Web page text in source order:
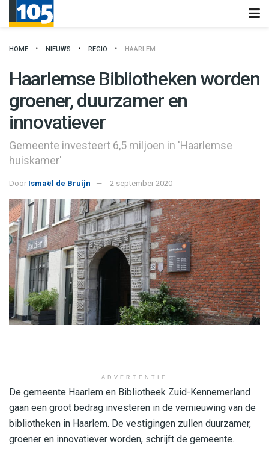
HOME NIEUWS REGIO HAARLEM
Haarlemse Bibliotheken worden
groener, duurzamer en
innovatiever
Gemeente investeert 6,5 miljoen in 'Haarlemse
huiskamer'
Door Ismaël de Bruijn 2 september 2020
ADVERTENTIE
De gemeente Haarlem en Bibliotheek Zuid-Kennemerland
gaan een groot bedrag investeren in de vernieuwing van de
bibliotheken in Haarlem. De vestigingen zullen duurzamer,
groener en innovatiever worden, schrijft de gemeente.